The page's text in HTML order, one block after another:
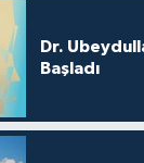
Dr.
Başladı